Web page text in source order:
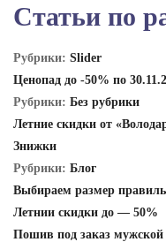
Статьи по
Рубрики: Slider
Ценопад до -50% по
Рубрики: Без рубрики
Летние скидки от
Знижки
Рубрики: Блог
Выбираем размер
Летнии скидки до — 50%
Пошив под заказ мужской